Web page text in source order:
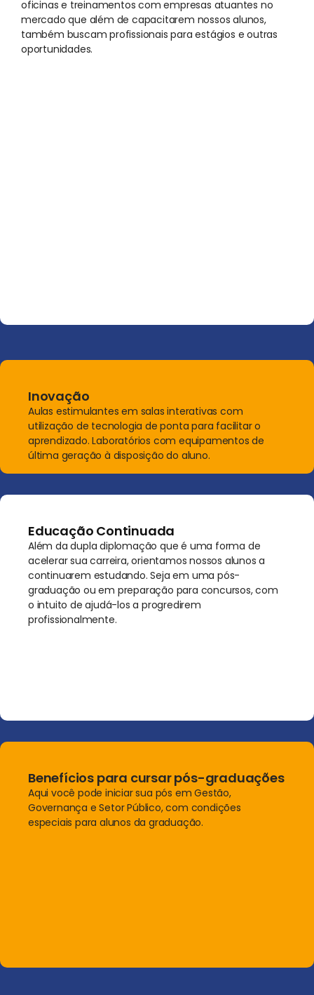
oficinas e treinamentos com empresas atuantes no
mercado que além de capacitarem nossos alunos,
também buscam profissionais para estágios e outras
oportunidades.
Inovação
Aulas estimulantes em salas interativas com
utilização de tecnologia de ponta para facilitar o
aprendizado. Laboratórios com equipamentos de
última geração à disposição do aluno.
Educação Continuada
Além da dupla diplomação que é uma forma de
acelerar sua carreira, orientamos nossos alunos a
continuarem estudando. Seja em uma pós-
graduação ou em preparação para concursos, com
o intuito de ajudá-los a progredirem
profissionalmente.
Benefícios para cursar pós-graduações
Aqui você pode iniciar sua pós em Gestão,
Governança e Setor Público, com condições
especiais para alunos da graduação.